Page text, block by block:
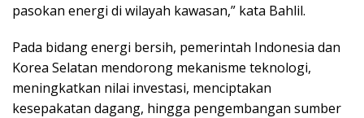
pasokan energi di wilayah kawasan,” kata Bahlil.
Pada bidang energi bersih, pemerintah Indonesia dan
Korea Selatan mendorong mekanisme teknologi,
meningkatkan nilai investasi, menciptakan
kesepakatan dagang, hingga pengembangan sumber